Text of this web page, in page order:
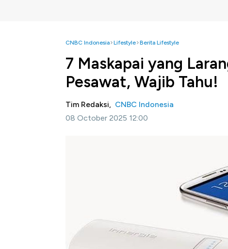
CNBC Indonesia Lifestyle Berita Lifestyle
7 Maskapai yang
Pesawat, Wajib Tahu!
Tim Redaksi, CNBC Indonesia
08 October 2025 12:00